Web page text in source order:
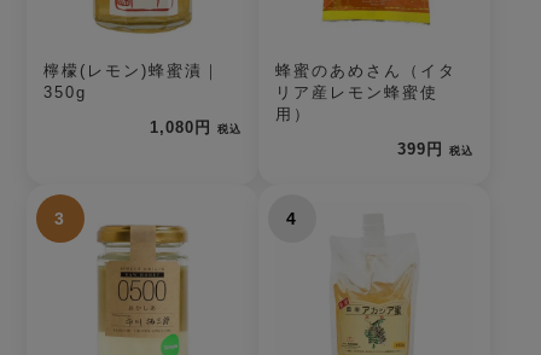
檸檬(レモン)蜂蜜漬｜
350g
1,080円
税込
蜂蜜のあめさん（イタ
リア産レモン蜂蜜使
用）
399円
税込
3 4